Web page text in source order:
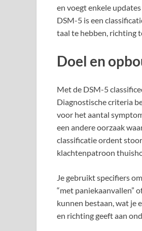
en voegt enkele
DSM-5 is een
taal te hebben, richting
Doel en
Met de DSM-5
Diagnostische criteria
voor het aantal
een andere oorzaak
classificatie ordent
klachtenpatroon
Je gebruikt specifiers
“met paniekaanvallen”
kunnen bestaan, wat je
en richting geeft aan